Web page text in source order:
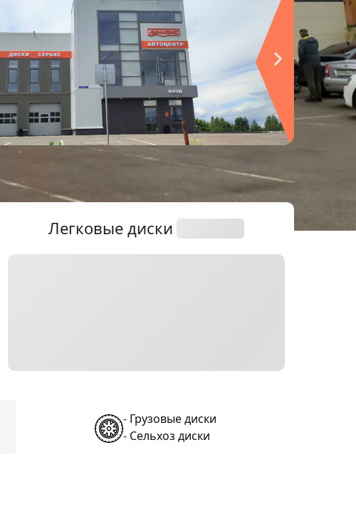
Легковые диски
- Грузовые диски
- Сельхоз диски